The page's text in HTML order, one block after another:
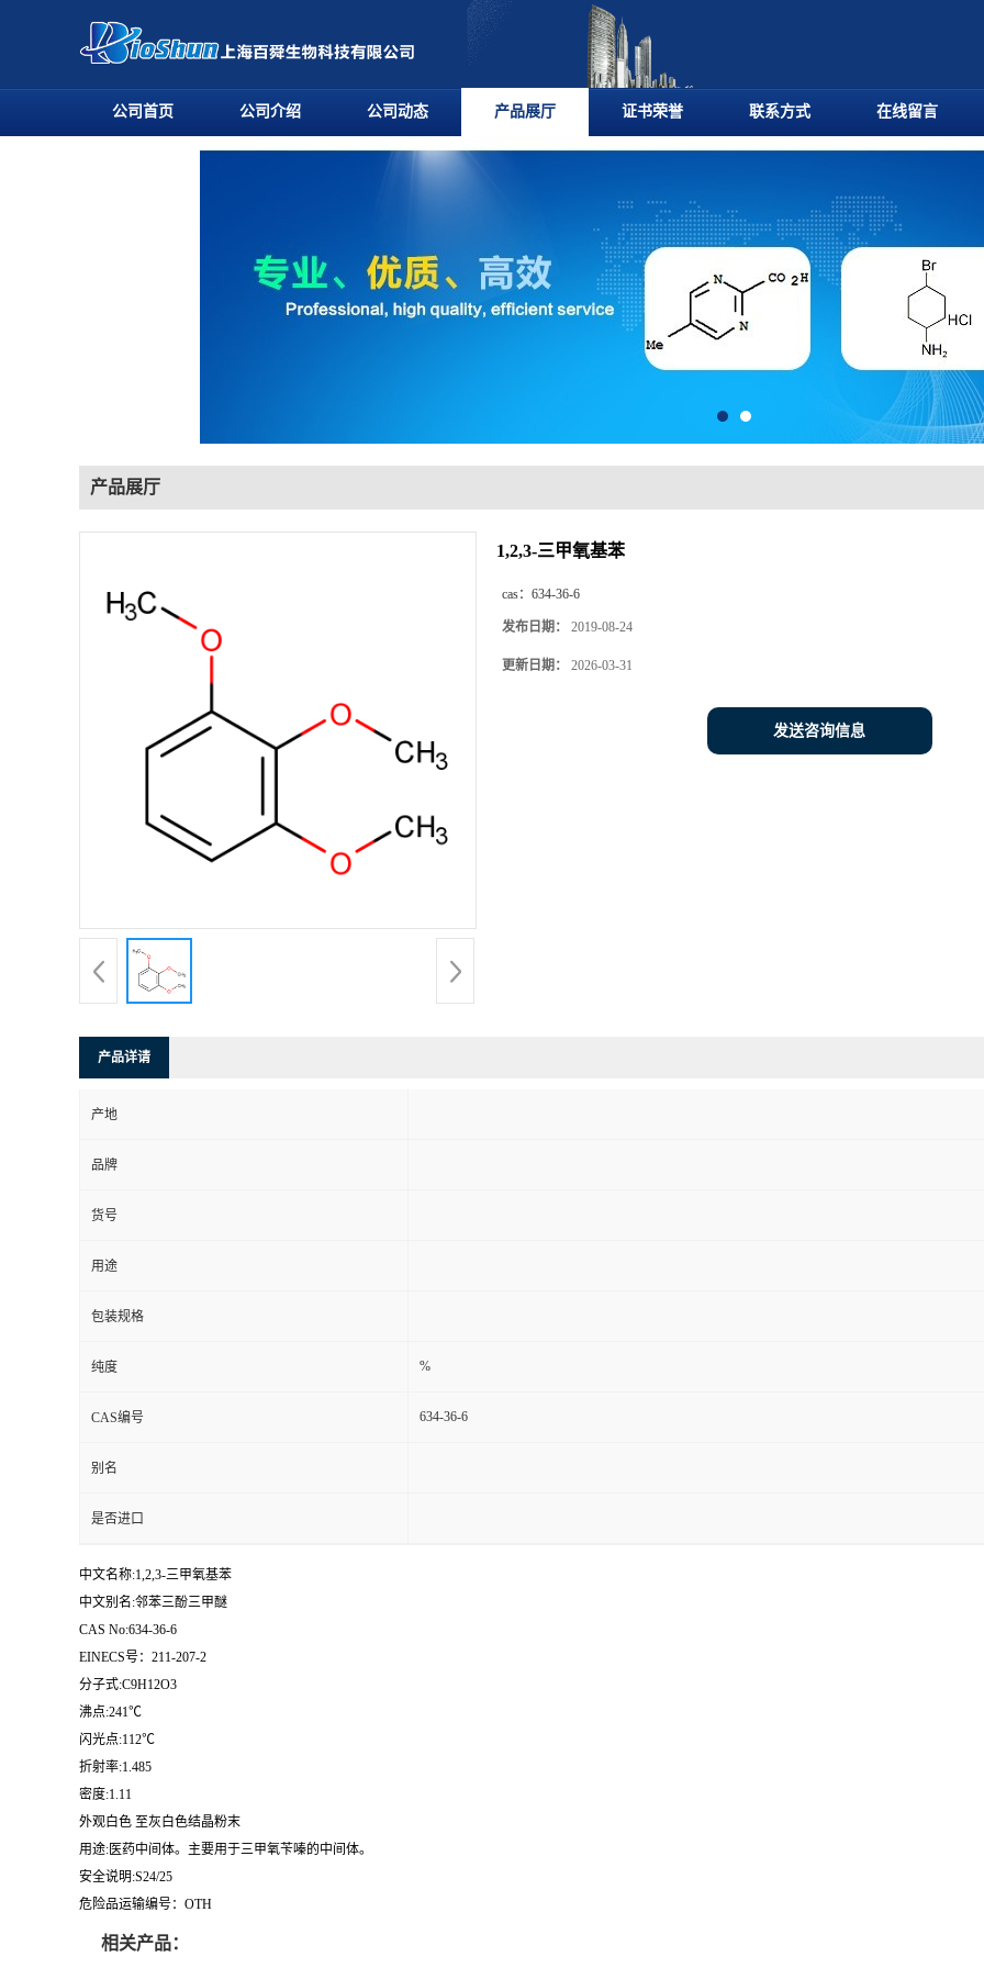
公司首页 公司介绍 公司动态 产品展厅 证书荣誉 联系方式 在线留言
产品展厅
1,2,3-三甲氧基苯
cas： 634-36-6
发布日期： 2019-08-24
更新日期： 2026-03-31
发送咨询信息
产品详请
产地
品牌
货号
用途
包装规格
纯度 %
CAS编号 634-36-6
别名
是否进口
中文名称:1,2,3-三甲氧基苯
中文别名:邻苯三酚三甲醚
CAS No:634-36-6
EINECS号：211-207-2
分子式:C9H12O3
沸点:241℃
闪光点:112℃
折射率:1.485
密度:1.11
外观白色 至灰白色结晶粉末
用途:医药中间体。主要用于三甲氧苄嗪的中间体。
安全说明:S24/25
危险品运输编号：OTH
相关产品：